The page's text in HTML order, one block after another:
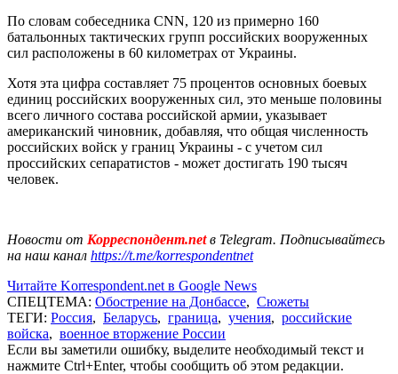
По словам собеседника CNN, 120 из примерно 160
батальонных тактических групп российских вооруженных
сил расположены в 60 километрах от Украины.
Хотя эта цифра составляет 75 процентов основных боевых
единиц российских вооруженных сил, это меньше половины
всего личного состава российской армии, указывает
американский чиновник, добавляя, что общая численность
российских войск у границ Украины - с учетом сил
проссийских сепаратистов - может достигать 190 тысяч
человек.
Новости от Корреспондент.netв Telegram. Подписывайтесь
на наш канал https://t.me/korrespondentnet
Читайте Korrespondent.net в Google News
СПЕЦТЕМА: Обострение на Донбассе, Сюжеты
ТЕГИ: Россия, Беларусь, граница, учения, российские
войска, военное вторжение России
Если вы заметили ошибку, выделите необходимый текст и
нажмите Ctrl+Enter, чтобы сообщить об этом редакции.